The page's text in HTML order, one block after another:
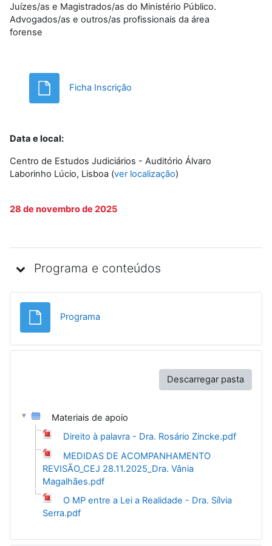
Juízes/as e Magistrados/as do Ministério Público.
Advogados/as e outros/as profissionais da área
forense
Ficha Inscrição
Data e local:
Centro de Estudos Judiciários - Auditório Álvaro
Laborinho Lúcio, Lisboa (ver localização)
28 de novembro de 2025
Programa e conteúdos
ProgramaFicheiro
Descarregar pasta
Materiais de apoio
Direito à palavra - Dra. Rosário Zincke.pdf
MEDIDAS DE ACOMPANHAMENTO
REVISÃO_CEJ 28.11.2025_Dra. Vânia
Magalhães.pdf
O MP entre a Lei a Realidade - Dra. Sílvia
Serra.pdf